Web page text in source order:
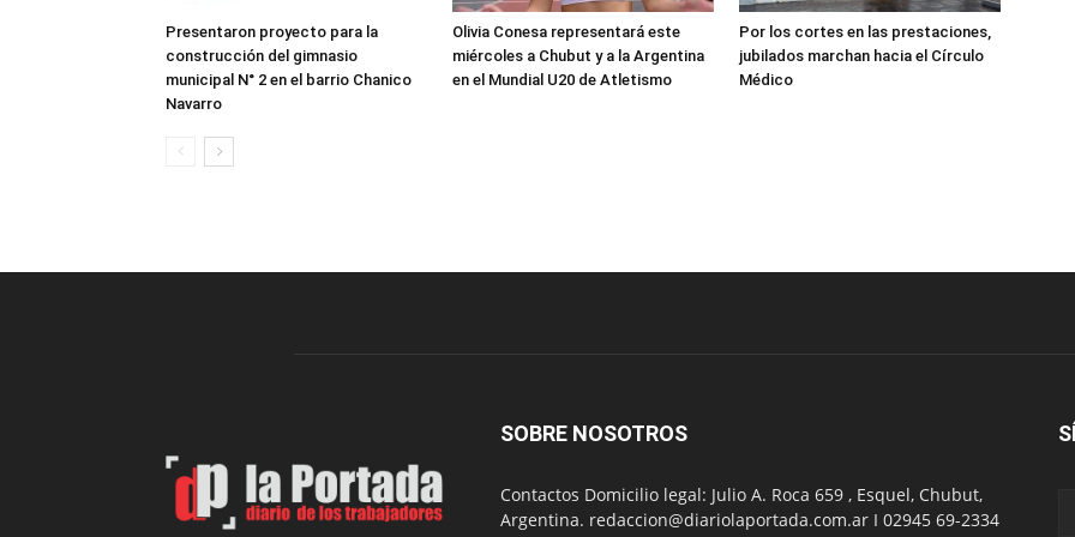
Presentaron proyecto para la
construcción del gimnasio
municipal N° 2 en el barrio Chanico
Navarro
Olivia Conesa representará este
miércoles a Chubut y a la Argentina
en el Mundial U20 de Atletismo
Por los cortes en las prestaciones,
jubilados marchan hacia el Círculo
Médico
SOBRE NOSOTROS
Contactos Domicilio legal: Julio A. Roca 659 , Esquel, Chubut,
Argentina. redaccion@diariolaportada.com.ar I 02945 69-2334